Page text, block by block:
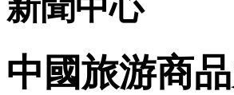
中國旅游商